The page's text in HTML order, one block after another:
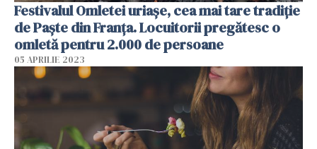
Festivalul Omletei uriașe, cea mai tare tradiție
de Paște din Franța. Locuitorii pregătesc o
omletă pentru 2.000 de persoane
05 APRILIE 2023